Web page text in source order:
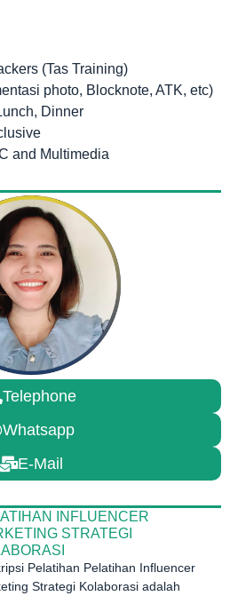
(Tas Training)
photo, Blocknote, ATK, etc)
Dinner
and Multimedia
Telephone
Whatsapp
E-Mail
INFLUENCER
STRATEGI
Pelatihan Pelatihan Influencer
Strategi Kolaborasi adalah